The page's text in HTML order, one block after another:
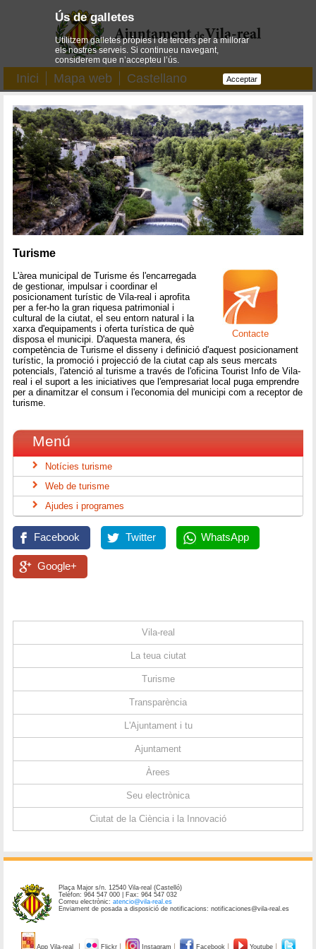
Inici Mapa web Castellano
Contacte
Turisme
L'àrea municipal de Turisme és l'encarregada
de gestionar, impulsar i coordinar el
posicionament turístic de Vila-real i aprofita
per a fer-ho la gran riquesa patrimonial i
cultural de la ciutat, el seu entorn natural i la
xarxa d'equipaments i oferta turística de què
disposa el municipi. D'aquesta manera, és
competència de Turisme el disseny i definició d'aquest posicionament
turístic, la promoció i projecció de la ciutat cap als seus mercats
potencials, l'atenció al turisme a través de l'oficina Tourist Info de Vila-
real i el suport a les iniciatives que l'empresariat local puga emprendre
per a dinamitzar el consum i l'economia del municipi com a receptor de
turisme.
Menú
Notícies turisme
Web de turisme
Ajudes i programes
Facebook Twitter WhatsApp
Google+
Vila-real
La teua ciutat
Turisme
Transparència
L'Ajuntament i tu
Ajuntament
Àrees
Seu electrònica
Ciutat de la Ciència i la Innovació
Plaça Major s/n. 12540 Vila-real (Castelló)
Telèfon: 964 547 000 | Fax: 964 547 032
Correu electrònic:atencio@vila-real.es
Enviament de posada a disposició de notificacions: notificaciones@vila-real.es
App Vila-real Flickr Instagram Facebook Youtube
Ús de galletes
Utilitzem galletes pròpies i de tercers per a millorar
els nostres serveis. Si continueu navegant,
considerem que n’accepteu l’ús.
Acceptar